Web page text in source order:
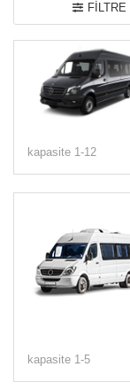
FILTRE
kapasite 1-12
kapasite 1-5